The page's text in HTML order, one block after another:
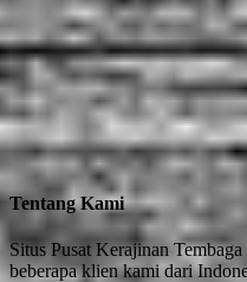
Tentang Kami
Situs Pusat Kerajinan
beberapa klien kami dari